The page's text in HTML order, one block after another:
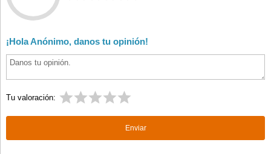
¡Hola Anónimo, danos tu opinión!
Tu valoración: